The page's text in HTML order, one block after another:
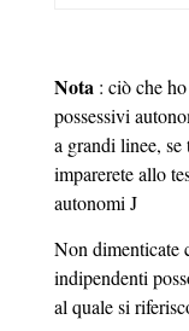
Nota : ciò che
possessivi
a grandi linee, se
imparerete allo
autonomi J
Non dimenticate
indipendenti
al quale si